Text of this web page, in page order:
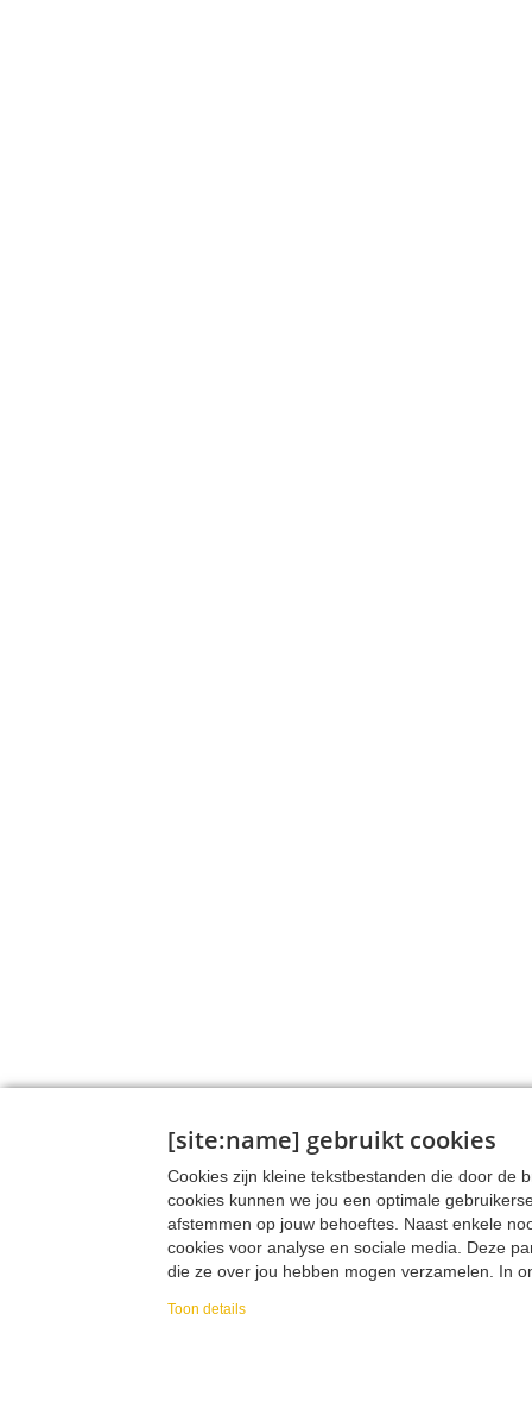
[site:name] gebruikt cookies
Cookies zijn kleine tekstbestanden die door de
cookies kunnen we jou een optimale
afstemmen op jouw behoeftes. Naast enkele
cookies voor analyse en sociale media. Deze
die ze over jou hebben mogen verzamelen. In
Toon details